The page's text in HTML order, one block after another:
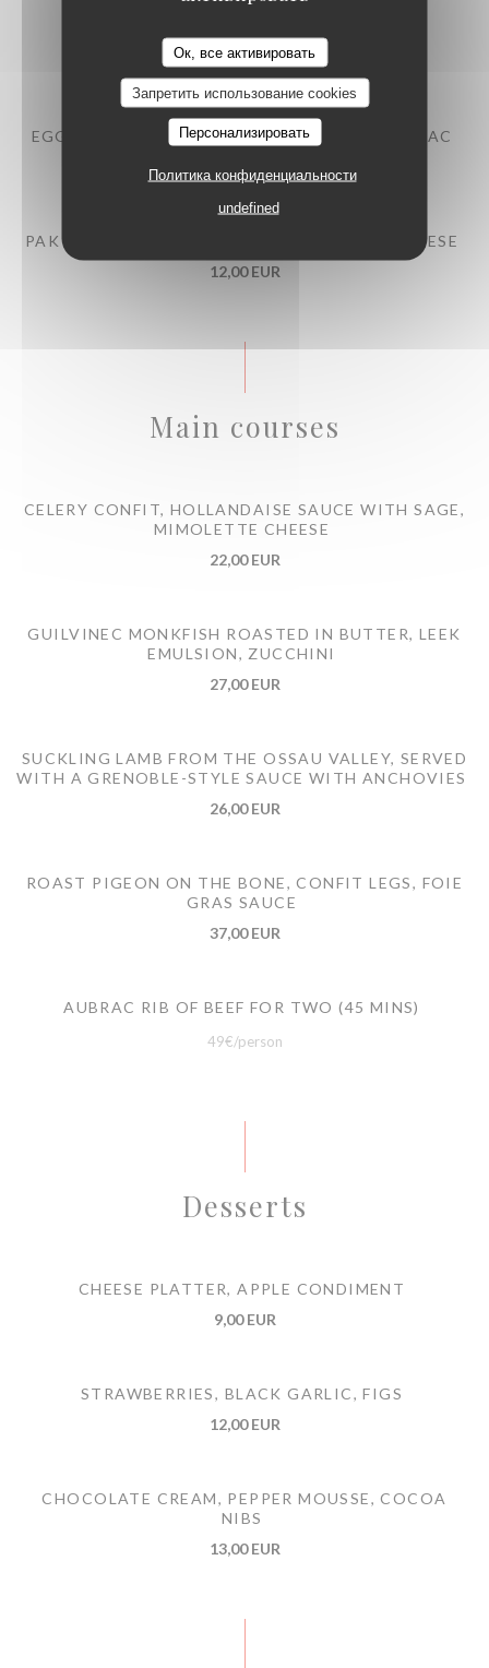
Ок, все активировать
Запретить использование cookies
Персонализировать
Политика конфиденциальности
undefined
13,00 EUR
EGG MAYONNAISE, POULTRY JUS WITH COGNAC
10,00 EUR
PAK CHOI, STRAWBERRY EMULSION, FETA CHEESE
12,00 EUR
Main courses
CELERY CONFIT, HOLLANDAISE SAUCE WITH SAGE,
MIMOLETTE CHEESE
22,00 EUR
GUILVINEC MONKFISH ROASTED IN BUTTER, LEEK
EMULSION, ZUCCHINI
27,00 EUR
SUCKLING LAMB FROM THE OSSAU VALLEY, SERVED
WITH A GRENOBLE-STYLE SAUCE WITH ANCHOVIES
26,00 EUR
ROAST PIGEON ON THE BONE, CONFIT LEGS, FOIE
GRAS SAUCE
37,00 EUR
AUBRAC RIB OF BEEF FOR TWO (45 MINS)
49€/person
Desserts
CHEESE PLATTER, APPLE CONDIMENT
9,00 EUR
STRAWBERRIES, BLACK GARLIC, FIGS
12,00 EUR
CHOCOLATE CREAM, PEPPER MOUSSE, COCOA
NIBS
13,00 EUR